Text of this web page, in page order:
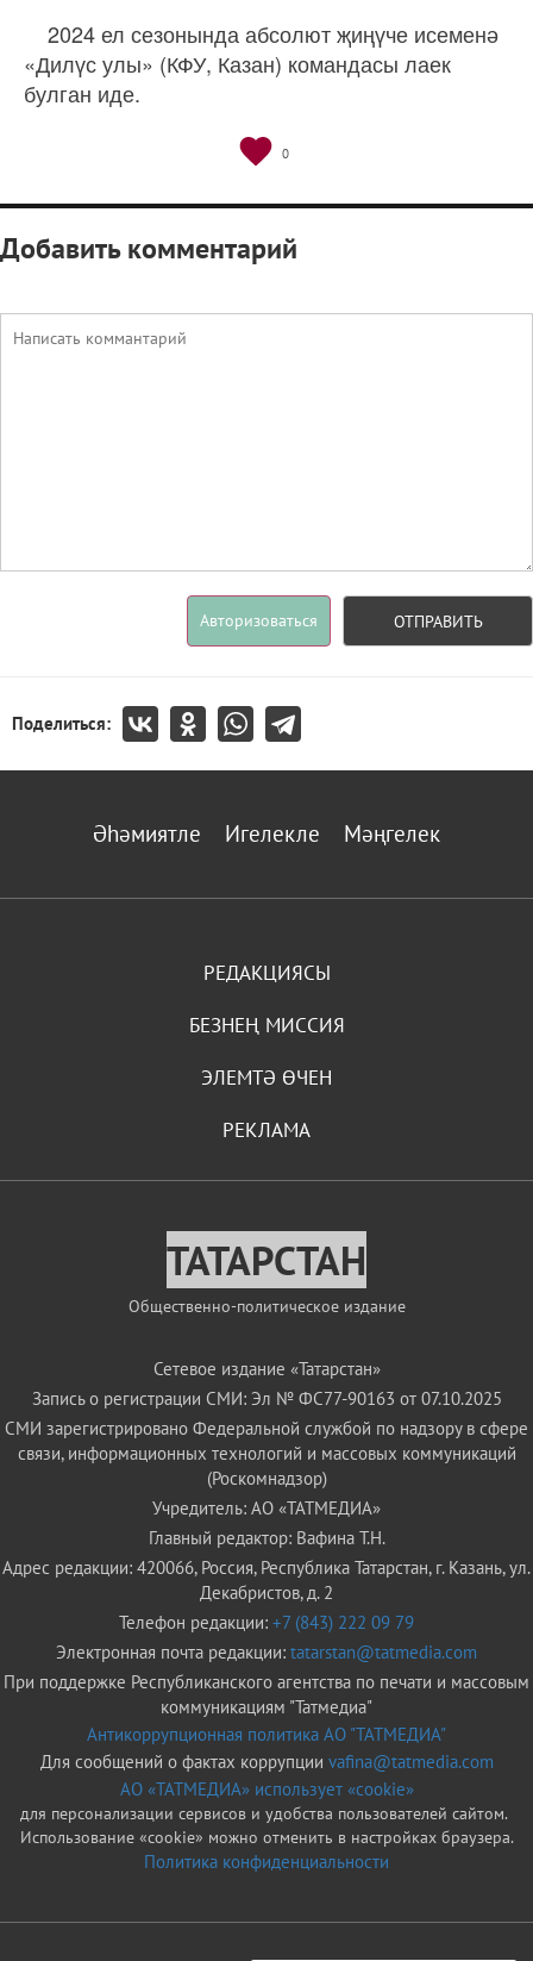
2024 ел сезонында абсолют җиңүче исеменә
«Дилүс улы» (КФУ, Казан) командасы лаек
булган иде.
0
Добавить комментарий
Авторизоваться ОТПРАВИТЬ
Поделиться:
Әһәмиятле Игелекле Мәңгелек
РЕДАКЦИЯСЫ
БЕЗНЕҢ МИССИЯ
ЭЛЕМТӘ ӨЧЕН
РЕКЛАМА
ТАТАРСТАН
Общественно-политическое издание
Сетевое издание «Татарстан»
Запись о регистрации СМИ: Эл № ФС77-90163 от 07.10.2025
СМИ зарегистрировано Федеральной службой по надзору в сфере
связи, информационных технологий и массовых коммуникаций
(Роскомнадзор)
Учредитель: АО «ТАТМЕДИА»
Главный редактор: Вафина Т.Н.
Адрес редакции: 420066, Россия, Республика Татарстан, г. Казань, ул.
Декабристов, д. 2
Телефон редакции: +7 (843) 222 09 79
Электронная почта редакции: tatarstan@tatmedia.com
При поддержке Республиканского агентства по печати и массовым
коммуникациям "Татмедиа"
Антикоррупционная политика АО "ТАТМЕДИА"
Для сообщений о фактах коррупции vafina@tatmedia.com
АО «ТАТМЕДИА» использует «cookie»
для персонализации сервисов и удобства пользователей сайтом.
Использование «cookie» можно отменить в настройках браузера.
Политика конфиденциальности